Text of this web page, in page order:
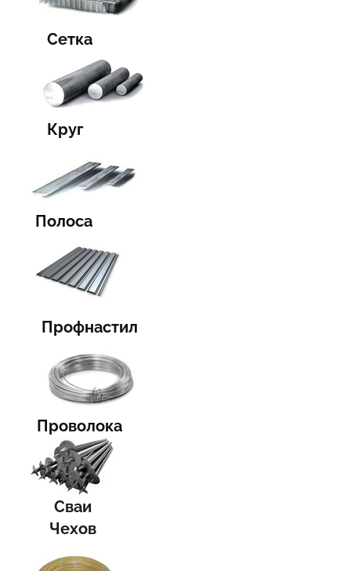
Сетка
Круг
Полоса
Профнастил
Проволока
Сваи
Чехов